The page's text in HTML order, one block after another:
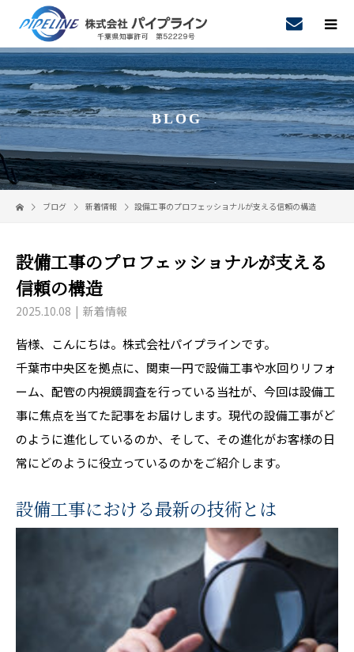
BLOG
ブログ 新着情報 設備工事のプロフェッショナルが支える信頼の構造
設備工事のプロフェッショナルが支える
信頼の構造
2025.10.08 新着情報
皆様、こんにちは。株式会社パイプラインです。
千葉市中央区を拠点に、関東一円で設備工事や水回りリフォ
ーム、配管の内視鏡調査を行っている当社が、今回は設備工
事に焦点を当てた記事をお届けします。現代の設備工事がど
のように進化しているのか、そして、その進化がお客様の日
常にどのように役立っているのかをご紹介します。
設備工事における最新の技術とは